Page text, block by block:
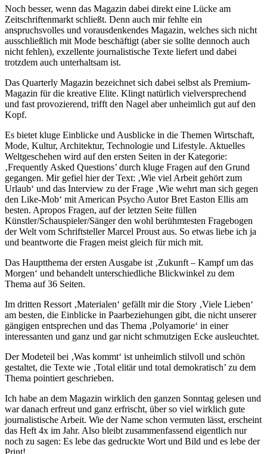
Noch besser, wenn das Magazin dabei direkt eine Lücke am
Zeitschriftenmarkt schließt. Denn auch mir fehlte ein
anspruchsvolles und vorausdenkendes Magazin, welches sich nicht
ausschließlich mit Mode beschäftigt (aber sie sollte dennoch auch
nicht fehlen), exzellente journalistische Texte liefert und dabei
trotzdem auch unterhaltsam ist.
Das Quarterly Magazin bezeichnet sich dabei selbst als Premium-
Magazin für die kreative Elite. Klingt natürlich vielversprechend
und fast provozierend, trifft den Nagel aber unheimlich gut auf den
Kopf.
Es bietet kluge Einblicke und Ausblicke in die Themen Wirtschaft,
Mode, Kultur, Architektur, Technologie und Lifestyle. Aktuelles
Weltgeschehen wird auf den ersten Seiten in der Kategorie:
‚Frequently Asked Questions’ durch kluge Fragen auf den Grund
gegangen. Mir gefiel hier der Text: ‚Wie viel Arbeit gehört zum
Urlaub‘ und das Interview zu der Frage ‚Wie wehrt man sich gegen
den Like-Mob‘ mit American Psycho Autor Bret Easton Ellis am
besten. Apropos Fragen, auf der letzten Seite füllen
Künstler/Schauspieler/Sänger den wohl berühmtesten Fragebogen
der Welt vom Schriftsteller Marcel Proust aus. So etwas liebe ich ja
und beantworte die Fragen meist gleich für mich mit.
Das Hauptthema der ersten Ausgabe ist ‚Zukunft – Kampf um das
Morgen‘ und behandelt unterschiedliche Blickwinkel zu dem
Thema auf 36 Seiten.
Im dritten Ressort ‚Materialen‘ gefällt mir die Story ‚Viele Lieben‘
am besten, die Einblicke in Paarbeziehungen gibt, die nicht unserer
gängigen entsprechen und das Thema ‚Polyamorie‘ in einer
interessanten und ganz und gar nicht schmutzigen Ecke ausleuchtet.
Der Modeteil bei ‚Was kommt‘ ist unheimlich stilvoll und schön
gestaltet, die Texte wie ‚Total elitär und total demokratisch’ zu dem
Thema pointiert geschrieben.
Ich habe an dem Magazin wirklich den ganzen Sonntag gelesen und
war danach erfreut und ganz erfrischt, über so viel wirklich gute
journalistische Arbeit. Wie der Name schon vermuten lässt, erscheint
das Heft 4x im Jahr. Also bleibt zusammenfassend eigentlich nur
noch zu sagen: Es lebe das gedruckte Wort und Bild und es lebe der
Print!